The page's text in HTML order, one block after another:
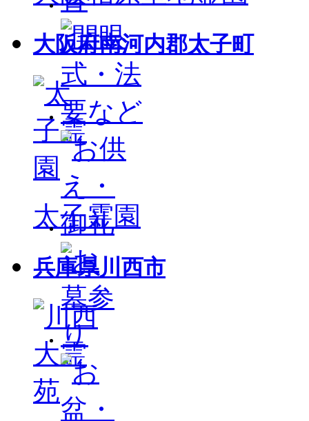
大阪府南河内郡太子町
太子霊園
兵庫県川西市